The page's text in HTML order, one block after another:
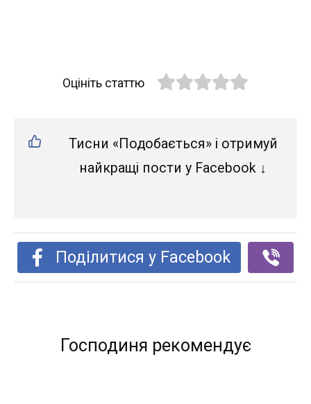
Оцініть статтю
Тисни «Подобається» і отримуй
найкращі пости у Facebook ↓
Поділитися у Facebook
Господиня рекомендує